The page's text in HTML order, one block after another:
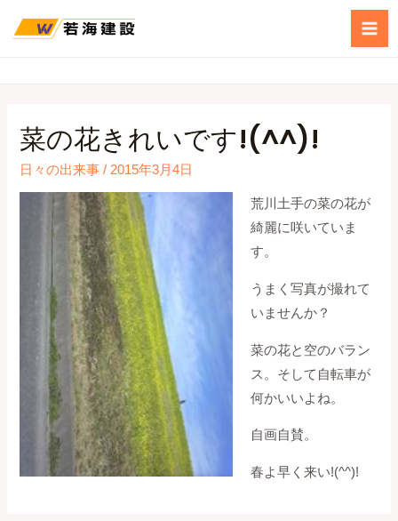
菜の花きれいです!(^^)!
日々の出来事 / 2015年3月4日
荒川土手の菜の花が
綺麗に咲いていま
す。
うまく写真が撮れて
いませんか？
菜の花と空のバラン
ス。そして自転車が
何かいいよね。
自画自賛。
春よ早く来い!(^^)!